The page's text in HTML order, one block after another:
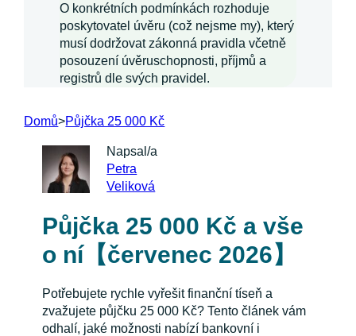
O konkrétních podmínkách rozhoduje
poskytovatel úvěru (což nejsme my), který
musí dodržovat zákonná pravidla včetně
posouzení úvěruschopnosti, příjmů a
registrů dle svých pravidel.
Domů>Půjčka 25 000 Kč
Napsal/a
Petra
Veliková
Půjčka 25 000 Kč a vše
o ní【červenec 2026】
Potřebujete rychle vyřešit finanční tíseň a
zvažujete půjčku 25 000 Kč? Tento článek vám
odhalí, jaké možnosti nabízí bankovní i